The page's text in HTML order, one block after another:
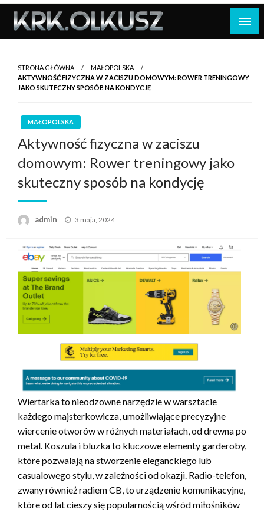
Skip
content
STRONA GŁÓWNA
MAŁOPOLSKA
AKTYWNOŚĆ FIZYCZNA W ZACISZU DOMOWYM: ROWER TRENINGOWY
JAKO SKUTECZNY SPOSÓB NA KONDYCJĘ
MAŁOPOLSKA
Aktywność fizyczna w zaciszu
domowym: Rower treningowy jako
skuteczny sposób na kondycję
admin
Opublikowane
3 maja, 2024
Wiertarka to nieodzowne narzędzie w warsztacie
każdego majsterkowicza, umożliwiające precyzyjne
wiercenie otworów w różnych materiałach, od drewna po
metal. Koszula i bluzka to kluczowe elementy garderoby,
które pozwalają na stworzenie eleganckiego lub
casualowego stylu, w zależności od okazji. Radio-telefon,
zwany również radiem CB, to urządzenie komunikacyjne,
które od lat cieszy się popularnością wśród miłośników